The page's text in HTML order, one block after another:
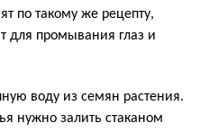
по такому же рецепту,
для промывания глаз и
воду из семян растения.
нужно залить стаканом